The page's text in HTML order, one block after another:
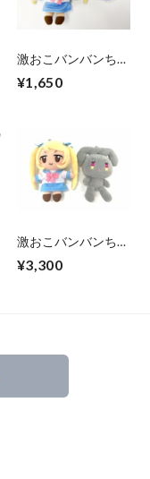
激おこバンバンちゃ
¥1,650
激おこバンバンちゃ
ぐるみセット
¥3,300